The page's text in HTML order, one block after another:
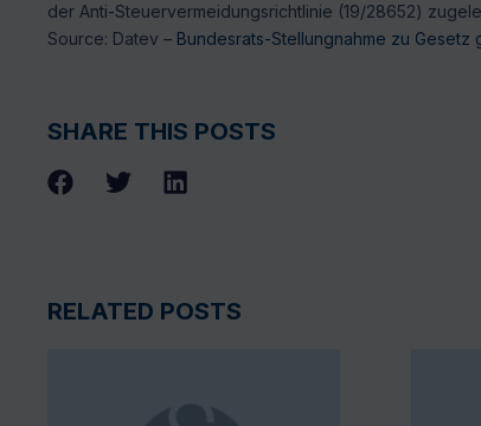
der Anti-Steuervermeidungsrichtlinie (19/28652)
Source: Datev – Bundesrats-Stellungnahme zu
SHARE THIS POSTS
RELATED POSTS